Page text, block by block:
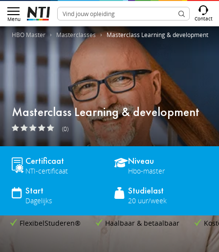
Menu Contact
HBO Master Masterclasses Masterclass Learning & development
Masterclass Learning & development
(0)
Certificaat
NTI-certificaat
Niveau
Hbo-master
Start
Dagelijks
Studielast
20 uur/week
FlexibelStuderen® Haalbaar & betaalbaar